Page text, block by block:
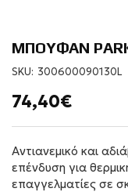
ΜΠΟΥΦΑΝ
SKU: 300600090130L
74,40€
Αντιανεμικό και
επένδυση για
επαγγελματίες σε